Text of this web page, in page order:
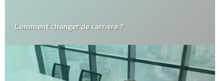
Comment changer de carrière ?